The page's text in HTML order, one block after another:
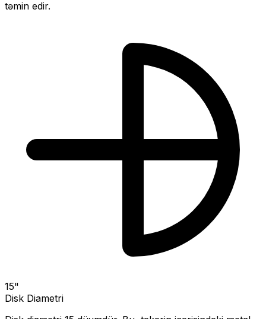
təmin edir.
15"
Disk Diametri